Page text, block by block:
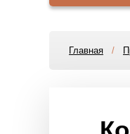
Главная /